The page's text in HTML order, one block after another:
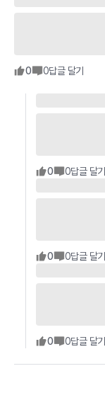
0 0답글 달기
0 0답글 달기
0 0답글 달기
0 0답글 달기